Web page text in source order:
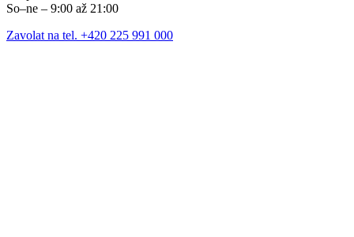
So–ne – 9:00 až 21:00
Zavolat na tel. +420 225 991 000